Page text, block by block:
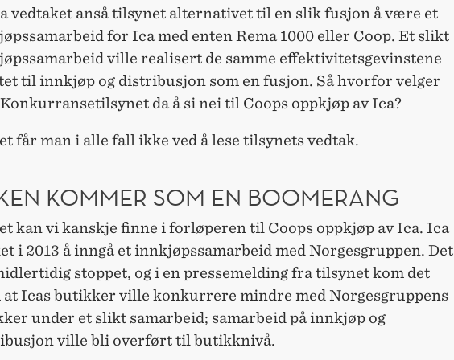
vedtaket anså tilsynet alternativet til en slik fusjon å være et
for Ica med enten Rema 1000 eller Coop. Et slikt
ville realisert de samme effektivitetsgevinstene
til innkjøp og distribusjon som en fusjon. Så hvorfor velger
da å si nei til Coops oppkjøp av Ica?
får man i alle fall ikke ved å lese tilsynets vedtak.
KOMMER SOM EN BOOMERANG
kan vi kanskje finne i forløperen til Coops oppkjøp av Ica. Ica
i 2013 å inngå et innkjøpssamarbeid med Norgesgruppen. Det
stoppet, og i en pressemelding fra tilsynet kom det
at Icas butikker ville konkurrere mindre med Norgesgruppens
under et slikt samarbeid; samarbeid på innkjøp og
ville bli overført til butikknivå.